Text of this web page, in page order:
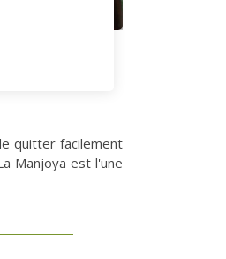
quitter facilement
Manjoya est l'une